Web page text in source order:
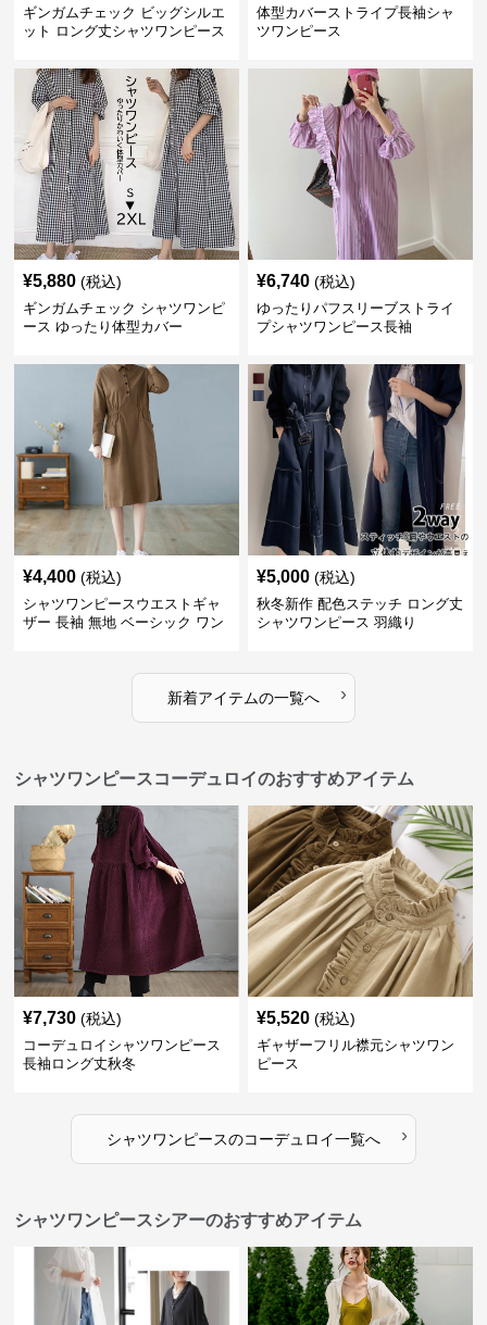
ギンガムチェック ビッグシルエ
ット ロング丈シャツワンピース
体型カバーストライプ長袖シャ
ツワンピース
¥5,880 (税込)
ギンガムチェック シャツワンピ
ース ゆったり体型カバー
¥6,740 (税込)
ゆったりパフスリーブストライ
プシャツワンピース長袖
¥4,400 (税込)
シャツワンピースウエストギャ
ザー 長袖 無地 ベーシック ワン
¥5,000 (税込)
秋冬新作 配色ステッチ ロング丈
シャツワンピース 羽織り
新着アイテムの一覧へ ›
シャツワンピースコーデュロイのおすすめアイテム
¥7,730 (税込)
コーデュロイシャツワンピース
長袖ロング丈秋冬
¥5,520 (税込)
ギャザーフリル襟元シャツワン
ピース
シャツワンピースのコーデュロイ一覧へ ›
シャツワンピースシアーのおすすめアイテム